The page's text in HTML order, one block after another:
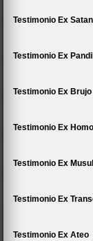
Testimonio Ex
Testimonio Ex
Testimonio Ex Brujo
Testimonio Ex
Testimonio Ex
Testimonio Ex
Testimonio Ex Ateo